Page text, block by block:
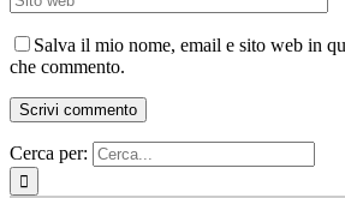
Salva il mio nome, email e sito web in
che commento.
Cerca per: